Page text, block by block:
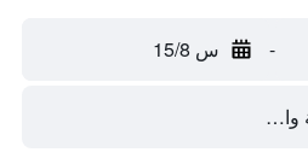
- س 15/8